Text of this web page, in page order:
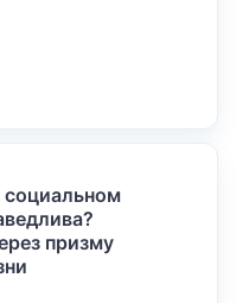
социальном
призму